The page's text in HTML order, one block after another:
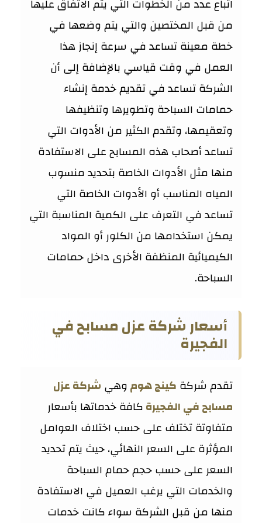
اتباع عدد من الخطوات التي يتم الاتفاق عليها
من قبل المختصين والتي يتم وضعها في
خطة معينة تساعد في سرعة إنجاز هذا
العمل في وقت قياسي بالإضافة إلى أن
الشركة تساعد في تقديم خدمة إنشاء
حمامات السباحة وتطويرها وتنظيفها
وتعقيمها، وتقدم الكثير من الأدوات التي
تساعد أصحاب هذه المسابح على الاستفادة
منها مثل الأدوات الخاصة بتحديد منسوب
المياه المناسب أو الأدوات الخاصة التي
تساعد في التعرف على الكمية المناسبة التي
يمكن استخدامها من الكلور أو المواد
الكيميائية المنظفة الأخرى داخل حمامات
السباحة.
أسعار شركة عزل مسابح في
الفجيرة
تقدم شركة كينج هوموهي شركة عزل
مسابح في الفجيرةكافة خدماتها بأسعار
متفاوتة تختلف على حسب اختلاف العوامل
المؤثرة على السعر النهائي، حيث يتم تحديد
السعر على حسب حجم حمام السباحة
والخدمات التي يرغب العميل في الاستفادة
منها من قبل الشركة سواء كانت خدمات